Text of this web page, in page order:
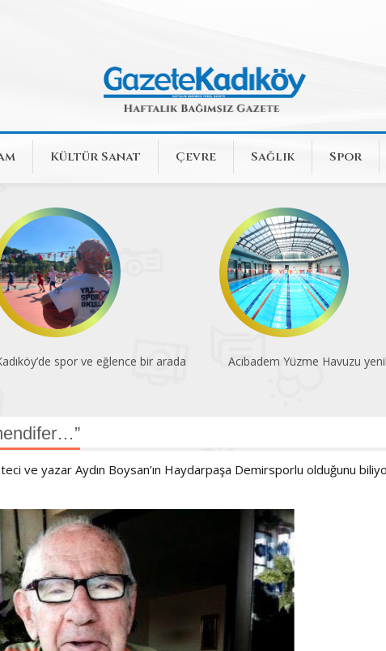
Kültür Sanat Çevre Sağlık Spor
spor ve eğlence bir arada Acıbadem Yüzme Havuzu
ve yazar Aydın Boysan’ın Haydarpaşa Demirsporlu olduğunu